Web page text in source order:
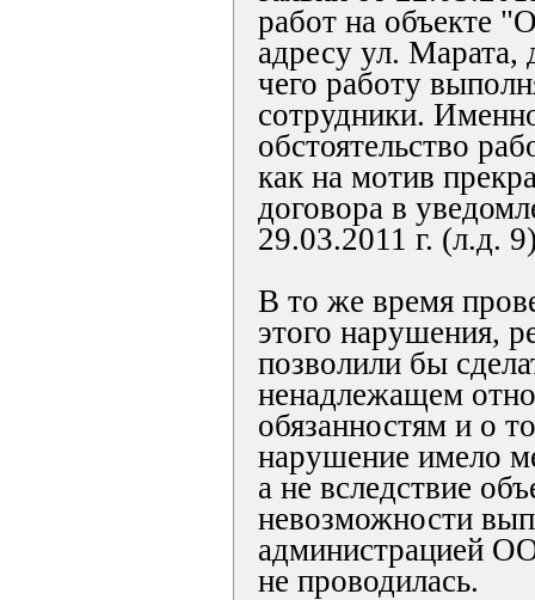
работ на объекте
адресу ул. Марата,
чего работу
сотрудники.
обстоятельство
как на мотив
договора в
29.03.2011 г. (л.д.
В то же время
этого нарушения,
позволили бы
ненадлежащем
обязанностям и о
нарушение имело
а не вследствие
невозможности
администрацией
не проводилась.